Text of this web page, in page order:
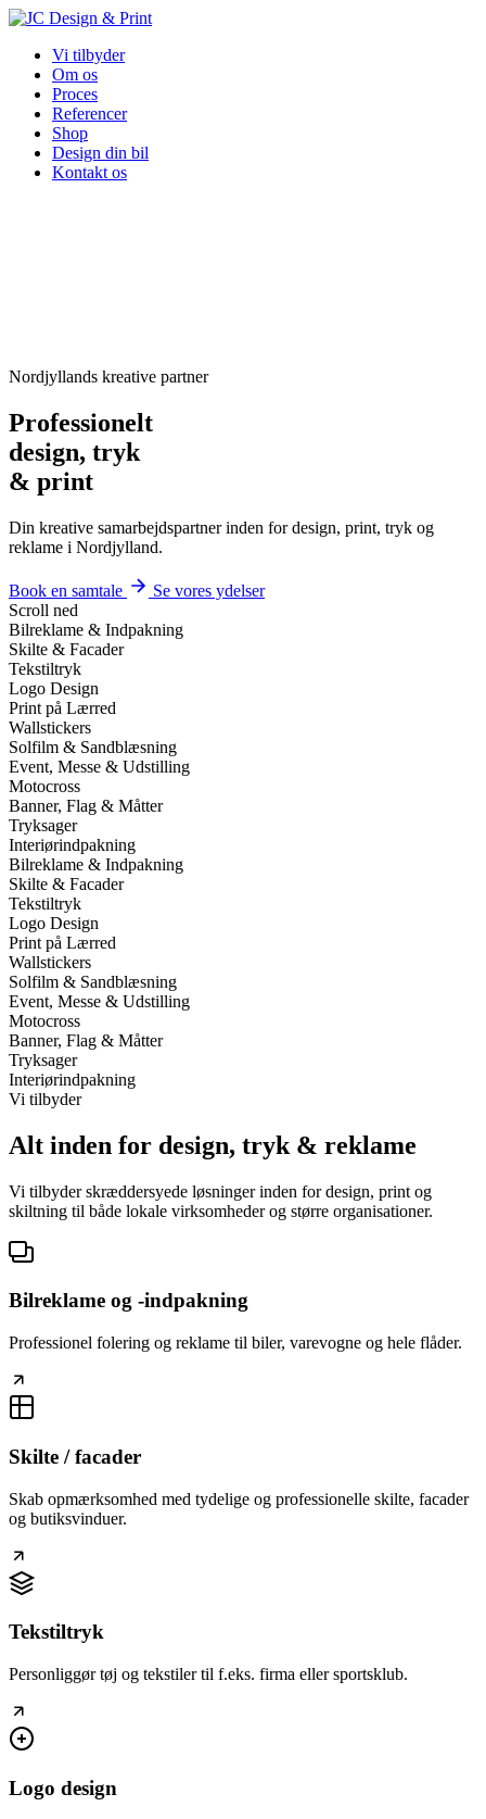
Vi tilbyder
Om os
Proces
Referencer
Shop
Design din bil
Kontakt os
Nordjyllands kreative partner
Professionelt
design, tryk
& print
Din kreative samarbejdspartner inden for design, print, tryk og
reklame i Nordjylland.
Book en samtale
Se vores ydelser
Scroll ned
Bilreklame & Indpakning
Skilte & Facader
Tekstiltryk
Logo Design
Print på Lærred
Wallstickers
Solfilm & Sandblæsning
Event, Messe & Udstilling
Motocross
Banner, Flag & Måtter
Tryksager
Interiørindpakning
Bilreklame & Indpakning
Skilte & Facader
Tekstiltryk
Logo Design
Print på Lærred
Wallstickers
Solfilm & Sandblæsning
Event, Messe & Udstilling
Motocross
Banner, Flag & Måtter
Tryksager
Interiørindpakning
Vi tilbyder
Alt inden for design, tryk & reklame
Vi tilbyder skræddersyede løsninger inden for design, print og
skiltning til både lokale virksomheder og større organisationer.
Bilreklame og -indpakning
Professionel folering og reklame til biler, varevogne og hele flåder.
Skilte / facader
Skab opmærksomhed med tydelige og professionelle skilte, facader
og butiksvinduer.
Tekstiltryk
Personliggør tøj og tekstiler til f.eks. firma eller sportsklub.
Logo design